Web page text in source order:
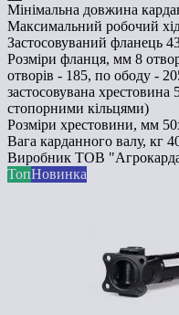
Мінімальна довжина
Максимальний робочий
Застосовуваний фланець
Розміри фланця, мм 8
отворів - 185, по ободу -
застосовувана хрестовина
стопорними кільцями)
Розміри хрестовини, мм
Вага карданного валу, кг
Виробник ТОВ
ТопНовинка